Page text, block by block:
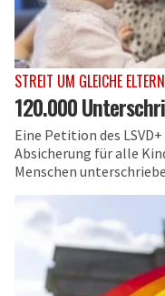
STREIT UM GLEICHE
120.000
Eine Petition des
Absicherung für alle
Menschen